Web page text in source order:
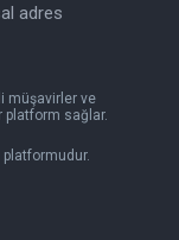
adres
müşavirler ve
platform sağlar.